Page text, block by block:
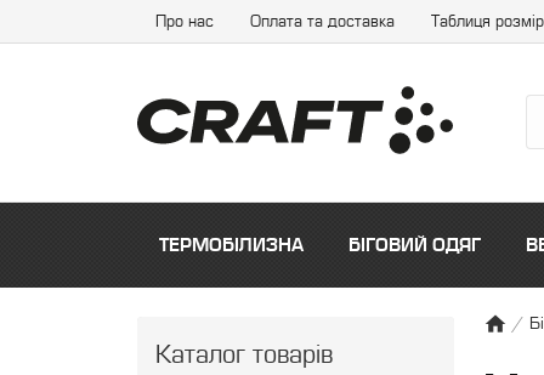
Про нас Оплата та доставка Таблиця
ТЕРМОБІЛИЗНА БІГОВИЙ ОДЯГ
Каталог товарів
/